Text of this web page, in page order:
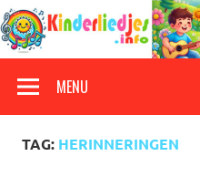
Doorgaan
naar
inhoud
MENU
TAG: HERINNERINGEN